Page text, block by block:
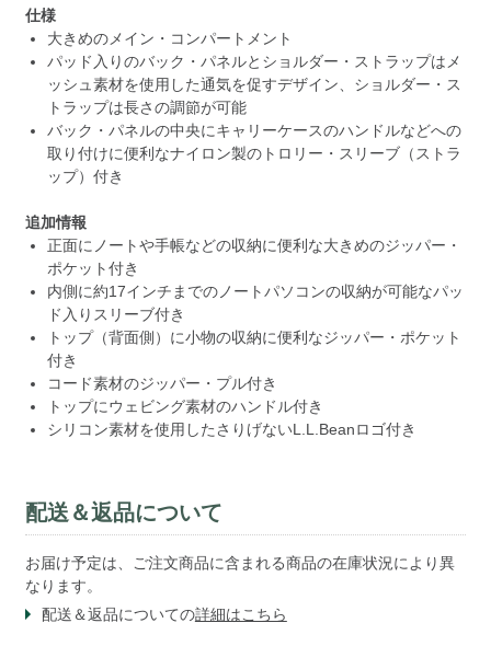
仕様
大きめのメイン・コンパートメント
パッド入りのバック・パネルとショルダー・ストラップはメ
ッシュ素材を使用した通気を促すデザイン、ショルダー・ス
トラップは長さの調節が可能
バック・パネルの中央にキャリーケースのハンドルなどへの
取り付けに便利なナイロン製のトロリー・スリーブ（ストラ
ップ）付き
追加情報
正面にノートや手帳などの収納に便利な大きめのジッパー・
ポケット付き
内側に約17インチまでのノートパソコンの収納が可能なパッ
ド入りスリーブ付き
トップ（背面側）に小物の収納に便利なジッパー・ポケット
付き
コード素材のジッパー・プル付き
トップにウェビング素材のハンドル付き
シリコン素材を使用したさりげないL.L.Beanロゴ付き
配送＆返品について
お届け予定は、ご注文商品に含まれる商品の在庫状況により異
なります。
配送＆返品についての詳細はこちら